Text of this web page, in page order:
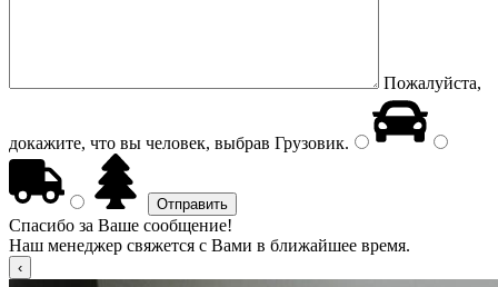
Пожалуйста,
докажите, что вы человек, выбрав Грузовик.
Спасибо за Ваше сообщение!
Наш менеджер свяжется с Вами в ближайшее время.